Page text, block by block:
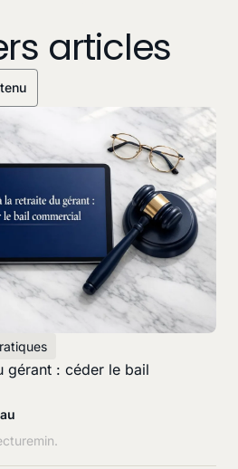
articles
gérant : céder le bail
min.